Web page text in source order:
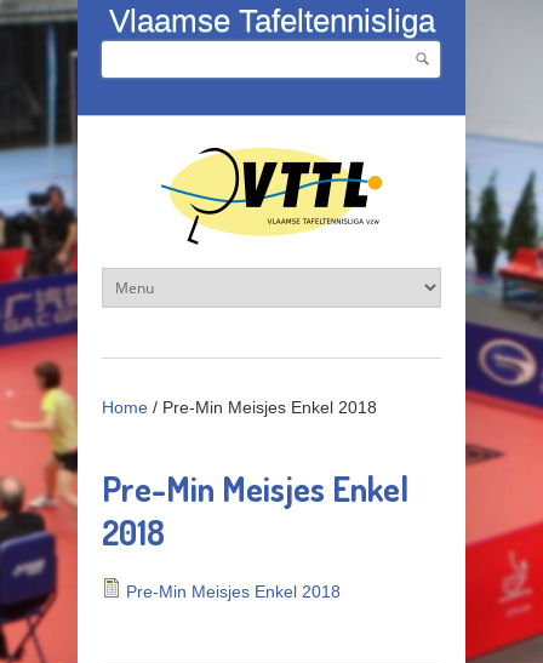
Overslaan en naar de inhoud gaan
Vlaamse Tafeltennisliga
Zoekveld
Home / Pre-Min Meisjes Enkel 2018
Pre-Min Meisjes Enkel
2018
Pre-Min Meisjes Enkel 2018